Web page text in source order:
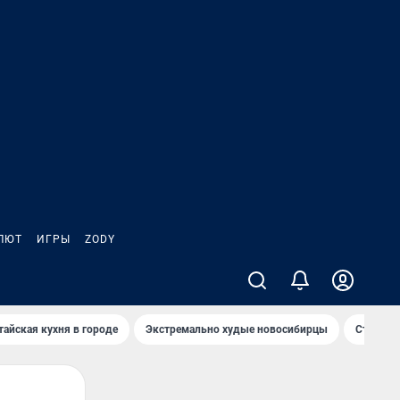
ИГРЫ ZODY
кухня в городе Экстремально худые новосибирцы Старт